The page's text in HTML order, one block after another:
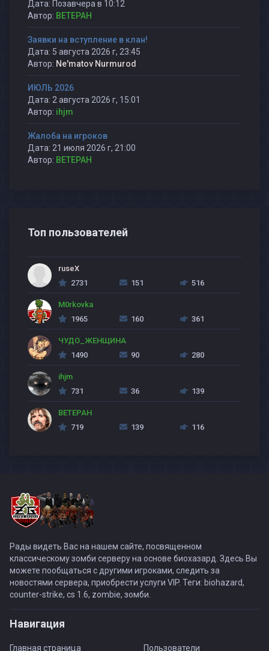
Дата: Позавчера в 10:12
Автор: BETEPAH
Заявки на вступление в клан!
Дата: 5 августа 2026 г, 23:45
Автор: Ne'matov Nurmurod
ИЮЛЬ 2026
Дата: 2 августа 2026 г, 15:01
Автор: ihjm
Жалоба на игроков
Дата: 21 июля 2026 г, 21:00
Автор: BETEPAH
Топ пользователей
ruseX
2731
151 516
M0rkovka
1965
160 361
ЧУДО_ЖЕНЩИНА
1490
90 280
ihjm
731
36 139
BETEPAH
719
139 116
Рады видеть Вас на нашем сайте, посвященном
классическому зомби серверу на основе биохазард. Здесь Вы
можете пообщаться с другими игроками, следить за
новостями сервера, приобрести услуги VIP. Теги: biohazard,
counter-strike, cs 1.6, zombie, зомби.
Навигация
Главная страница Пользователи